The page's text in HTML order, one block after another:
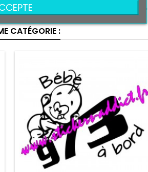
propriétaire est sous votre entière
CATÉGORIE :